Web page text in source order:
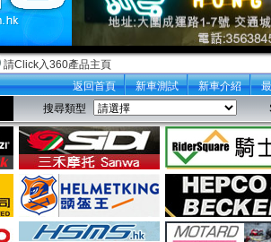
請Click入360產品主頁
返回首頁
新車測試 新車介紹
搜尋類型